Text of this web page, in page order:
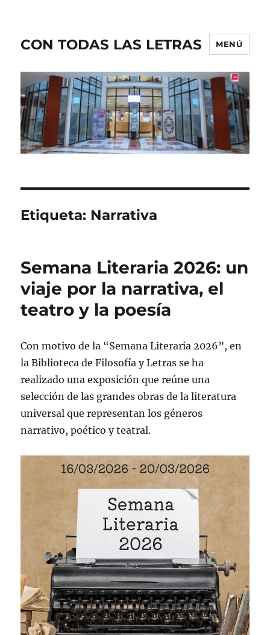
CON TODAS LAS LETRAS MENÚ
Etiqueta: Narrativa
Semana Literaria 2026: un
viaje por la narrativa, el
teatro y la poesía
Con motivo de la “Semana Literaria 2026”, en
la Biblioteca de Filosofía y Letras se ha
realizado una exposición que reúne una
selección de las grandes obras de la literatura
universal que representan los géneros
narrativo, poético y teatral.